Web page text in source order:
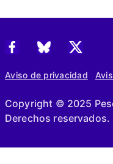
Aviso de privacidad
Copyright © 2025
Derechos reservados.